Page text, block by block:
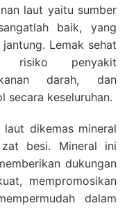
laut yaitu sumber
baik, yang
Lemak sehat
risiko penyakit
darah, dan
secara keseluruhan.
laut dikemas mineral
besi. Mineral ini
dukungan
mempromosikan
dalam